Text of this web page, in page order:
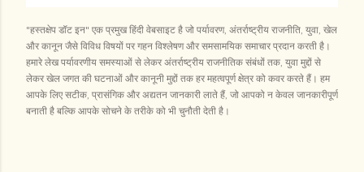
"हस्तक्षेप डॉट इन" एक प्रमुख हिंदी वेबसाइट है जो पर्यावरण, अंतर्राष्ट्रीय राजनीति, युवा, खेल
और कानून जैसे विविध विषयों पर गहन विश्लेषण और समसामयिक समाचार प्रदान करती है।
हमारे लेख पर्यावरणीय समस्याओं से लेकर अंतर्राष्ट्रीय राजनीतिक संबंधों तक, युवा मुद्दों से
लेकर खेल जगत की घटनाओं और कानूनी मुद्दों तक हर महत्वपूर्ण क्षेत्र को कवर करते हैं। हम
आपके लिए सटीक, प्रासंगिक और अद्यतन जानकारी लाते हैं, जो आपको न केवल जानकारीपूर्ण
बनाती है बल्कि आपके सोचने के तरीके को भी चुनौती देती है।